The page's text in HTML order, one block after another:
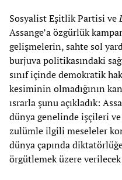
Sosyalist Eşitlik Partisi ve
Assange’a özgürlük
gelişmelerin, sahte sol
burjuva politikasındaki
sınıf içinde demokratik
kesiminin olmadığının
ısrarla şunu açıkladık:
dünya genelinde işçileri
zulümle ilgili meseleler
dünya çapında
örgütlemek üzere